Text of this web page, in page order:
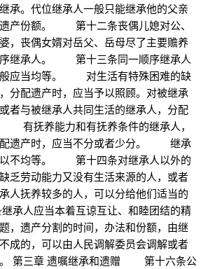
承。代位继承人一般只能继承他的父亲
产份额。 第十二条丧偶儿媳对公、
，丧偶女婿对岳父、岳母尽了主要赡养
序继承人。 第十三条同一顺序继承人
般应当均等。 对生活有特殊困难的缺
分配遗产时，应当予以照顾。对被继承
者与被继承人共同生活的继承人，分配
有抚养能力和有抚养条件的继承人，
配遗产时，应当不分或者少分。 继承
以不均等。 第十四条对继承人以外的
乏劳动能力又没有生活来源的人，或者
人抚养较多的人，可以分给他们适当的
人应当本着互谅互让、和睦团结的精
，遗产分割的时间，办法和份额，由继
成的，可以由人民调解委员会调解或者
。 第三章 遗嘱继承和遗赠 第十六条公